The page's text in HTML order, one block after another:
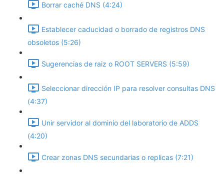
Borrar caché DNS (4:24)
Establecer caducidad o borrado de registros DNS
obsoletos (5:26)
Sugerencias de raiz o ROOT SERVERS (5:59)
Seleccionar dirección IP para resolver consultas DNS
(4:37)
Unir servidor al dominio del laboratorio de ADDS
(4:20)
Crear zonas DNS secundarias o replicas (7:21)